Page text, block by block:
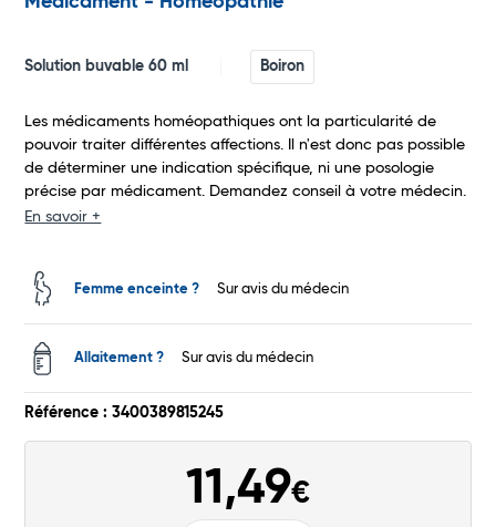
Commander
Solution buvable 60 ml Boiron
Les médicaments homéopathiques ont la particularité de
pouvoir traiter différentes affections. Il n'est donc pas possible
de déterminer une indication spécifique, ni une posologie
précise par médicament. Demandez conseil à votre médecin.
En savoir +
Femme enceinte ? Sur avis du médecin
Allaitement ? Sur avis du médecin
Référence : 3400389815245
11,49€